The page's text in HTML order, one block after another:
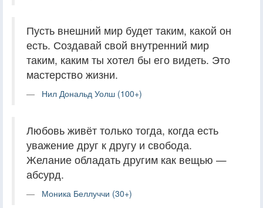
Пусть внешний мир будет таким, какой он
есть. Создавай свой внутренний мир
таким, каким ты хотел бы его видеть. Это
мастерство жизни.
Нил Дональд Уолш (100+)
Любовь живёт только тогда, когда есть
уважение друг к другу и свобода.
Желание обладать другим как вещью —
абсурд.
Моника Беллуччи (30+)